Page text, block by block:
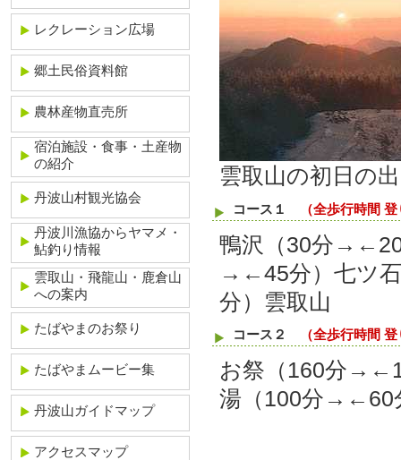
雲取山の初日の出
コース１ （全歩行時間
鴨沢（30分
→←45分）七ツ
分）雲取山
コース２ （全歩行時間
お祭（160分
湯（100分→←60
レクレーション広場
郷土民俗資料館
農林産物直売所
宿泊施設・食事・土産物
の紹介
丹波山村観光協会
丹波川漁協からヤマメ・
鮎釣り情報
雲取山・飛龍山・鹿倉山
への案内
たばやまのお祭り
たばやまムービー集
丹波山ガイドマップ
アクセスマップ